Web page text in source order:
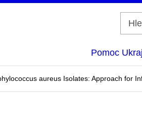
Pomoc
aureus Isolates: Approach for